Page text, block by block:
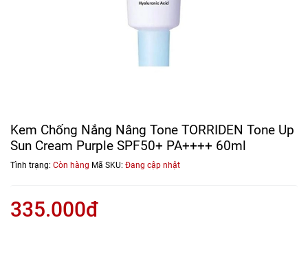
Kem Chống Nắng Nâng Tone TORRIDEN Tone Up
Sun Cream Purple SPF50+ PA++++ 60ml
Tình trạng: Còn hàng Mã SKU: Đang cập nhật
335.000đ